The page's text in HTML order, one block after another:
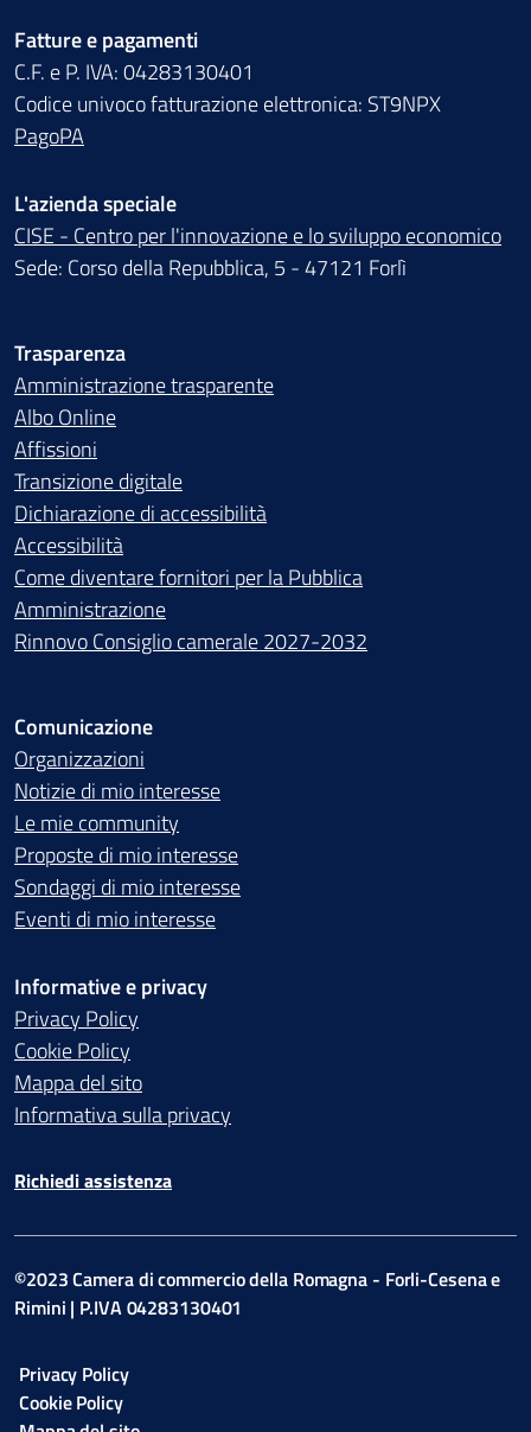
Fatture e pagamenti
C.F. e P. IVA: 04283130401
Codice univoco fatturazione elettronica: ST9NPX
PagoPA
L'azienda speciale
CISE - Centro per l'innovazione e lo sviluppo economico
Sede: Corso della Repubblica, 5 - 47121 Forlì
Trasparenza
Amministrazione trasparente
Albo Online
Affissioni
Transizione digitale
Dichiarazione di accessibilità
Accessibilità
Come diventare fornitori per la Pubblica
Amministrazione
Rinnovo Consiglio camerale 2027-2032
Comunicazione
Organizzazioni
Notizie di mio interesse
Le mie community
Proposte di mio interesse
Sondaggi di mio interesse
Eventi di mio interesse
Informative e privacy
Privacy Policy
Cookie Policy
Mappa del sito
Informativa sulla privacy
Richiedi assistenza
©2023 Camera di commercio della Romagna - Forli-Cesena e
Rimini | P.IVA 04283130401
Privacy Policy
Cookie Policy